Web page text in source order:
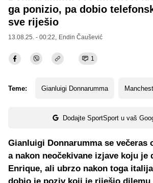
ga ponizio, pa dobio
sve riješio
13.08.25. - 00:22, Endin Čaušević
1
Teme: Gianluigi Donnarumma
Dodajte SportSport u vaš
Gianluigi Donnarumma se večeras
a nakon neočekivane izjave koju je
Enrique, ali ubrzo nakon toga